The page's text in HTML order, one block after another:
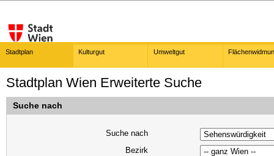
Stadtplan Kulturgut Umweltgut
Stadtplan Wien Erweiterte Suche
Suche nach
Suche nach
Bezirk